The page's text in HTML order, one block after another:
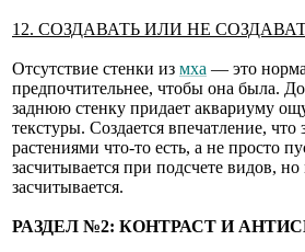
12. СОЗДАВАТЬ ИЛИ НЕ
Отсутствие стенки из мха — это
предпочтительнее, чтобы она была.
заднюю стенку придает аквариуму
текстуры. Создается впечатление,
растениями что-то есть, а не просто
засчитывается при подсчете видов,
засчитывается.
РАЗДЕЛ №2: КОНТРАСТ И